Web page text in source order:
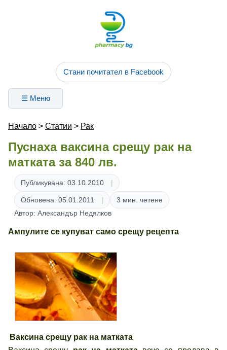
Стани почитател в Facebook
☰ Меню
Начало > Статии > Рак
Пуснаха ваксина срещу рак на
матката за 840 лв.
Публикувана: 03.10.2010
Обновена: 05.01.2011
3 мин. четене
Автор: Александър Недялков
Ампулите се купуват само срещу рецепта
Ваксина срещу рак на матката